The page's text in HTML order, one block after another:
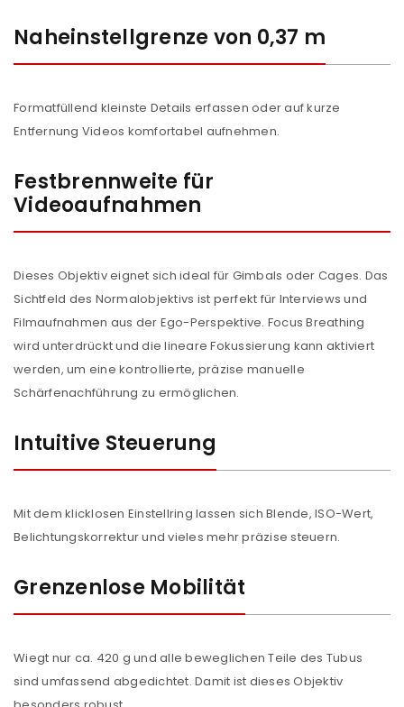
Benutzername oder E-Mail-Adresse*
Naheinstellgrenze von 0,37 m
Formatfüllend kleinste Details erfassen oder auf kurze
Entfernung Videos komfortabel aufnehmen.
Festbrennweite für
Videoaufnahmen
Dieses Objektiv eignet sich ideal für Gimbals oder Cages. Das
Sichtfeld des Normalobjektivs ist perfekt für Interviews und
Filmaufnahmen aus der Ego-Perspektive. Focus Breathing
wird unterdrückt und die lineare Fokussierung kann aktiviert
werden, um eine kontrollierte, präzise manuelle
Schärfenachführung zu ermöglichen.
Intuitive Steuerung
Mit dem klicklosen Einstellring lassen sich Blende, ISO-Wert,
Belichtungskorrektur und vieles mehr präzise steuern.
Grenzenlose Mobilität
Wiegt nur ca. 420 g und alle beweglichen Teile des Tubus
sind umfassend abgedichtet. Damit ist dieses Objektiv